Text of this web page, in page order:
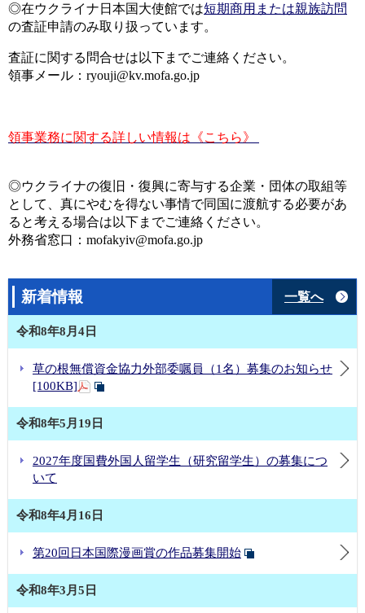
◎在ウクライナ日本国大使館では短期商用または親族訪問
の査証申請のみ取り扱っています。
査証に関する問合せは以下までご連絡ください。
領事メール：ryouji@kv.mofa.go.jp
領事業務に関する詳しい情報は《こちら》
◎ウクライナの復旧・復興に寄与する企業・団体の取組等
として、真にやむを得ない事情で同国に渡航する必要があ
ると考える場合は以下までご連絡ください。
外務省窓口：mofakyiv@mofa.go.jp
新着情報 一覧へ
令和8年8月4日
草の根無償資金協力外部委嘱員（1名）募集のお知らせ
[100KB]
令和8年5月19日
2027年度国費外国人留学生（研究留学生）の募集につ
いて
令和8年4月16日
第20回日本国際漫画賞の作品募集開始
令和8年3月5日